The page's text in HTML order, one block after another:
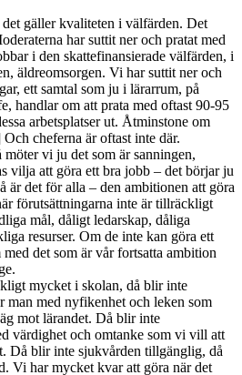
gäller kvaliteten i välfärden. Det
har suttit ner och pratat med
i den skattefinansierade välfärden, i
äldreomsorgen. Vi har suttit ner och
ett samtal som ju i lärarrum, på
handlar om att prata med oftast 90-95
arbetsplatser ut. Åtminstone om
cheferna är oftast inte där.
vi ju det som är sanningen,
vilja att göra ett bra jobb – det börjar ju
är det för alla – den ambitionen att göra
förutsättningarna inte är tillräckligt
mål, dåligt ledarskap, dåliga
resurser. Om de inte kan göra ett
det som är vår fortsatta ambition
mycket i skolan, då blir inte
man med nyfikenhet och leken som
mot lärandet. Då blir inte
värdighet och omtanke som vi vill att
Då blir inte sjukvården tillgänglig, då
Vi har mycket kvar att göra när det